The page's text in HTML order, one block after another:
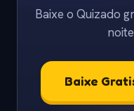
Baixe o Quizado
Baixe